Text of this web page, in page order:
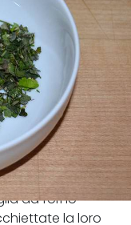
da forno
la loro